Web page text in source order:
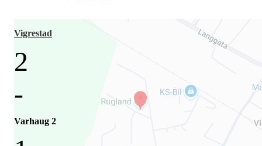
Vigrestad
2
-
Varhaug 2